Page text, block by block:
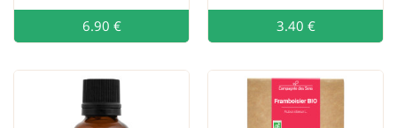
6.90 € Ajouter au3.40 €